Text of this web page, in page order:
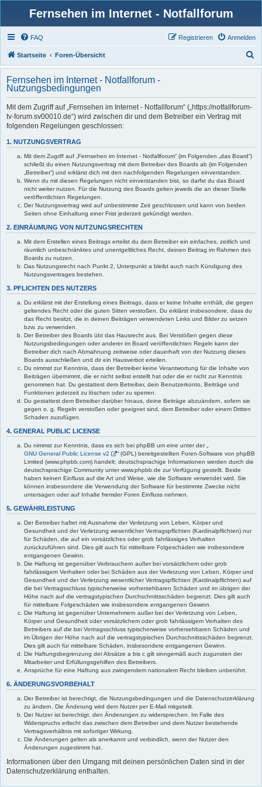
Fernsehen im Internet - Notfallforum
FAQ Anmelden
Registrieren
Startseite Foren-Übersicht
u
h
Fernsehen im Internet - Notfallforum -
Nutzungsbedingungen
Mit dem Zugriff auf „Fernsehen im Internet - Notfallforum“ („https://notfallforum-
tv-forum.sv00010.de“) wird zwischen dir und dem Betreiber ein Vertrag mit
folgenden Regelungen geschlossen:
1. NUTZUNGSVERTRAG
Mit dem Zugriff auf „Fernsehen im Internet - Notfallforum“ (im Folgenden „das Board“)
schließt du einen Nutzungsvertrag mit dem Betreiber des Boards ab (im Folgenden
„Betreiber“) und erklärst dich mit den nachfolgenden Regelungen einverstanden.
Wenn du mit diesen Regelungen nicht einverstanden bist, so darfst du das Board
nicht weiter nutzen. Für die Nutzung des Boards gelten jeweils die an dieser Stelle
veröffentlichten Regelungen.
Der Nutzungsvertrag wird auf unbestimmte Zeit geschlossen und kann von beiden
Seiten ohne Einhaltung einer Frist jederzeit gekündigt werden.
2. EINRÄUMUNG VON NUTZUNGSRECHTEN
Mit dem Erstellen eines Beitrags erteilst du dem Betreiber ein einfaches, zeitlich und
räumlich unbeschränktes und unentgeltliches Recht, deinen Beitrag im Rahmen des
Boards zu nutzen.
Das Nutzungsrecht nach Punkt 2, Unterpunkt a bleibt auch nach Kündigung des
Nutzungsvertrages bestehen.
3. PFLICHTEN DES NUTZERS
Du erklärst mit der Erstellung eines Beitrags, dass er keine Inhalte enthält, die gegen
geltendes Recht oder die guten Sitten verstoßen. Du erklärst insbesondere, dass du
das Recht besitzt, die in deinen Beiträgen verwendeten Links und Bilder zu setzen
bzw. zu verwenden.
Der Betreiber des Boards übt das Hausrecht aus. Bei Verstößen gegen diese
Nutzungsbedingungen oder anderer im Board veröffentlichten Regeln kann der
Betreiber dich nach Abmahnung zeitweise oder dauerhaft von der Nutzung dieses
Boards ausschließen und dir ein Hausverbot erteilen.
Du nimmst zur Kenntnis, dass der Betreiber keine Verantwortung für die Inhalte von
Beiträgen übernimmt, die er nicht selbst erstellt hat oder die er nicht zur Kenntnis
genommen hat. Du gestattest dem Betreiber, dein Benutzerkonto, Beiträge und
Funktionen jederzeit zu löschen oder zu sperren.
Du gestattest dem Betreiber darüber hinaus, deine Beiträge abzuändern, sofern sie
gegen o. g. Regeln verstoßen oder geeignet sind, dem Betreiber oder einem Dritten
Schaden zuzufügen.
4. GENERAL PUBLIC LICENSE
Du nimmst zur Kenntnis, dass es sich bei phpBB um eine unter der „
GNU General Public License v2
“ (GPL) bereitgestellten Foren-Software von phpBB
Limited (www.phpbb.com) handelt; deutschsprachige Informationen werden durch die
deutschsprachige Community unter www.phpbb.de zur Verfügung gestellt. Beide
haben keinen Einfluss auf die Art und Weise, wie die Software verwendet wird. Sie
können insbesondere die Verwendung der Software für bestimmte Zwecke nicht
untersagen oder auf Inhalte fremder Foren Einfluss nehmen.
5. GEWÄHRLEISTUNG
Der Betreiber haftet mit Ausnahme der Verletzung von Leben, Körper und
Gesundheit und der Verletzung wesentlicher Vertragspflichten (Kardinalpflichten) nur
für Schäden, die auf ein vorsätzliches oder grob fahrlässiges Verhalten
zurückzuführen sind. Dies gilt auch für mittelbare Folgeschäden wie insbesondere
entgangenen Gewinn.
Die Haftung ist gegenüber Verbrauchern außer bei vorsätzlichem oder grob
fahrlässigem Verhalten oder bei Schäden aus der Verletzung von Leben, Körper und
Gesundheit und der Verletzung wesentlicher Vertragspflichten (Kardinalpflichten) auf
die bei Vertragsschluss typischerweise vorhersehbaren Schäden und im übrigen der
Höhe nach auf die vertragstypischen Durchschnittsschäden begrenzt. Dies gilt auch
für mittelbare Folgeschäden wie insbesondere entgangenen Gewinn.
Die Haftung ist gegenüber Unternehmern außer bei der Verletzung von Leben,
Körper und Gesundheit oder vorsätzlichem oder grob fahrlässigem Verhalten des
Betreibers auf die bei Vertragsschluss typischerweise vorhersehbaren Schäden und
im Übrigen der Höhe nach auf die vertragstypischen Durchschnittsschäden begrenzt.
Dies gilt auch für mittelbare Schäden, insbesondere entgangenen Gewinn.
Die Haftungsbegrenzung der Absätze a bis c gilt sinngemäß auch zugunsten der
Mitarbeiter und Erfüllungsgehilfen des Betreibers.
Ansprüche für eine Haftung aus zwingendem nationalem Recht bleiben unberührt.
6. ÄNDERUNGSVORBEHALT
Der Betreiber ist berechtigt, die Nutzungsbedingungen und die Datenschutzerklärung
zu ändern. Die Änderung wird dem Nutzer per E-Mail mitgeteilt.
Der Nutzer ist berechtigt, den Änderungen zu widersprechen. Im Falle des
Widerspruchs erlischt das zwischen dem Betreiber und dem Nutzer bestehende
Vertragsverhältnis mit sofortiger Wirkung.
Die Änderungen gelten als anerkannt und verbindlich, wenn der Nutzer den
Änderungen zugestimmt hat.
Informationen über den Umgang mit deinen persönlichen Daten sind in der
Datenschutzerklärung enthalten.